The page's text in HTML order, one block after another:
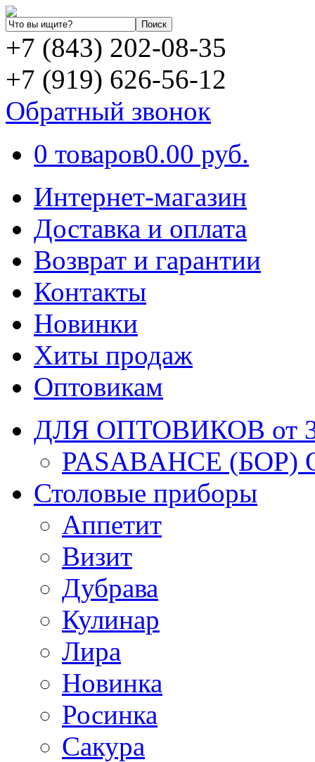
+7 (843) 202-08-35
+7 (919) 626-56-12
Обратный звонок
0 товаров0.00 руб.
Интернет-магазин
Доставка и оплата
Возврат и гарантии
Контакты
Новинки
Хиты продаж
Оптовикам
ДЛЯ ОПТОВИКОВ от
PASABAHCE (БОР)
Столовые приборы
Аппетит
Визит
Дубрава
Кулинар
Лира
Новинка
Росинка
Сакура